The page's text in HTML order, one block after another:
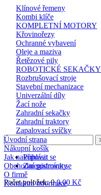
Klínové řemeny
Kombi klíče
KOMPLETNÍ MOTORY
Křovinořezy
Ochranné vybavení
Oleje a maziva
Řetězové pily
ROBOTICKÉ SEKAČKY
Rozbrušovací stroje
Stavební mechanizace
Univerzální díly
Žací nože
Zahradní sekačky
Zahradní traktory
Zapalovací svíčky
Přihlásit se
Zaregistrovat se
Počet položek: 0 0,00 Kč
Úvodní strana
Nákupní košík
Jak nakupovat
Obchodní podmínky
O firmě
Kontaktní informace